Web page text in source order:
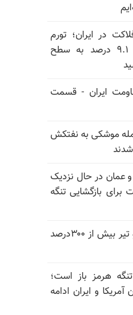
در ایران؛ تورم
۸۸.۶ درصد و بیکاری ۹.۱ درصد به سطح
ایران - قسمت
موشکی به نفتکش
عمان در حال نزدیک
بازگشایی تنگه
قبض آب و برق خرداد و تیر بیش از ۳۰۰درصد
هرمز باز است؛
و ایران ادامه